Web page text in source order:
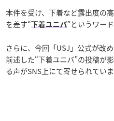
本件を受け、下着など露出度の
を差す“下着ユニバ”というワー
さらに、今回「USJ」公式が改
前述した“下着ユニバ”の投稿が
る声がSNS上にて寄せられていま